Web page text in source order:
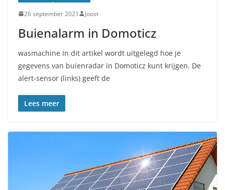
26 september 2021 Joost
Buienalarm in Domoticz
wasmachine In dit artikel wordt uitgelegd hoe je
gegevens van buienradar in Domoticz kunt krijgen. De
alert-sensor (links) geeft de
Lees meer